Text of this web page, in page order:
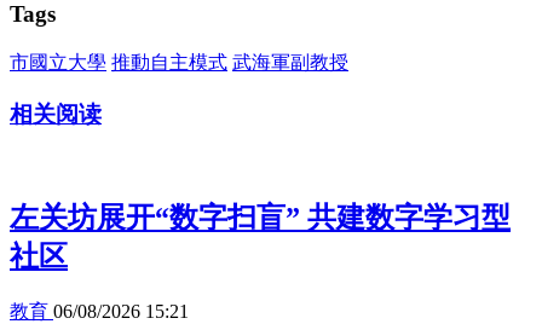
Tags
市國立大學 推動自主模式 武海軍副教授
相关阅读
左关坊展开“数字扫盲” 共建数字学习型
社区
教育 06/08/2026 15:21